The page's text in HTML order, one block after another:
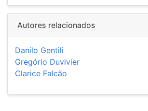
Autores relacionados
Danilo Gentili
Gregório Duvivier
Clarice Falcão